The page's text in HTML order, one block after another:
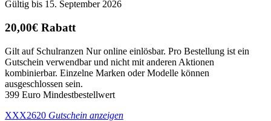
Gültig bis 15. September 2026
20,00€ Rabatt
Gilt auf Schulranzen Nur online einlösbar. Pro Bestellung ist ein
Gutschein verwendbar und nicht mit anderen Aktionen
kombinierbar. Einzelne Marken oder Modelle können
ausgeschlossen sein.
399 Euro Mindestbestellwert
XXX2620 Gutschein anzeigen